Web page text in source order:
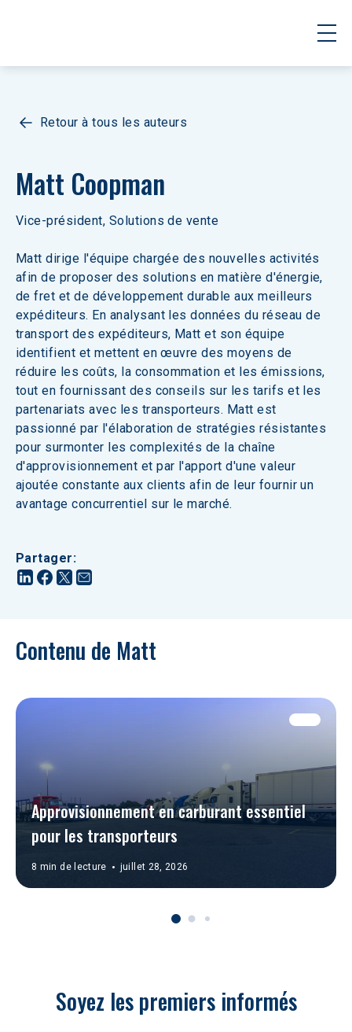
Retour à tous les auteurs
Matt Coopman
Vice-président, Solutions de vente
Matt dirige l'équipe chargée des nouvelles activités
afin de proposer des solutions en matière d'énergie,
de fret et de développement durable aux meilleurs
expéditeurs. En analysant les données du réseau de
transport des expéditeurs, Matt et son équipe
identifient et mettent en œuvre des moyens de
réduire les coûts, la consommation et les émissions,
tout en fournissant des conseils sur les tarifs et les
partenariats avec les transporteurs. Matt est
passionné par l'élaboration de stratégies résistantes
pour surmonter les complexités de la chaîne
d'approvisionnement et par l'apport d'une valeur
ajoutée constante aux clients afin de leur fournir un
avantage concurrentiel sur le marché.
Partager:
Contenu de Matt
Approvisionnement en carburant essentiel
pour les transporteurs
8 min de lecture juillet 28, 2026
Soyez les premiers informés